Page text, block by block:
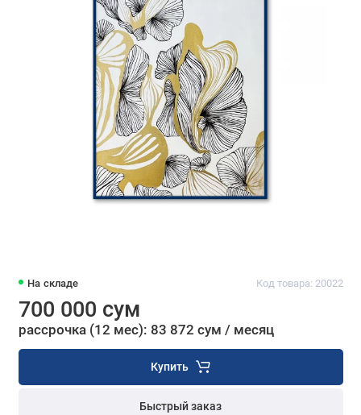
На складе Код товара: 20022
700 000 сум
рассрочка (12 мес): 83 872 сум / месяц
Купить
Быстрый заказ